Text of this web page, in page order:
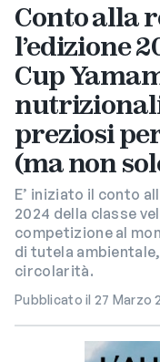
Conto alla
l’edizione
Cup
nutrizionali
preziosi
(ma non
E’ iniziato il conto
2024 della classe
competizione al
di tutela
circolarità.
Pubblicato il 27 Marzo